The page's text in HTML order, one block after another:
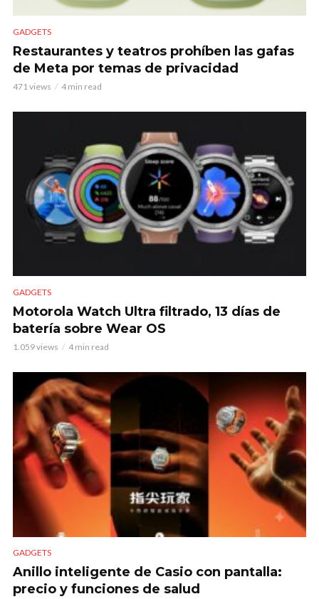
GADGETS
Restaurantes y teatros prohíben las gafas
de Meta por temas de privacidad
471 views 4 min read
GADGETS
Motorola Watch Ultra filtrado, 13 días de
batería sobre Wear OS
1.059 views 4 min read
GADGETS
Anillo inteligente de Casio con pantalla:
precio y funciones de salud